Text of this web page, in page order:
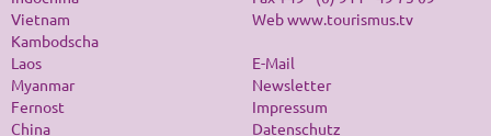
Vietnam
Kambodscha
Laos
Myanmar
Fernost
China
Webwww.tourismus.tv
E-Mail
Newsletter
Impressum
Datenschutz